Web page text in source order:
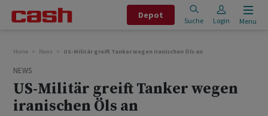
Depot
Suche Login Menu
Home News US-Militär greift Tanker wegen iranischen Öls an
NEWS
US-Militär greift Tanker wegen
iranischen Öls an